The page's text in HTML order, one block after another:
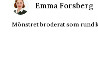
Emma Forsberg
Mönstret broderat som rund